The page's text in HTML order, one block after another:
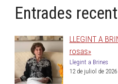
Entrades
LLEGINT A
rosas»
Llegint a Brines
12 de juliol de 2026